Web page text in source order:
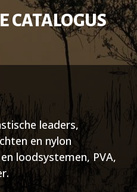
CATALOGUS
leaders,
en nylon
loodsystemen, PVA,